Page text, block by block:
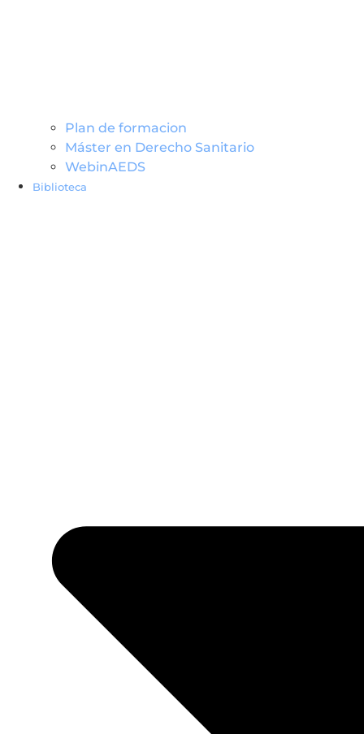
Plan de formacion
Máster en Derecho Sanitario
WebinAEDS
Biblioteca